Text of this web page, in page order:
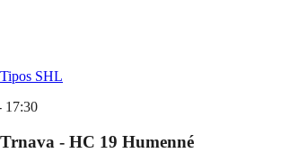
Tipos SHL
17:30
- HC 19 Humenné